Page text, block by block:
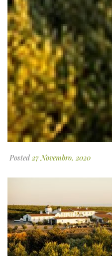
Posted 27 Novembro, 2020